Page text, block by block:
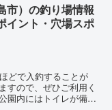
市）の釣り場情報
イント・穴場スポ
どで入釣することが
すので、ぜひご利用く
園内にはトイレが備わ